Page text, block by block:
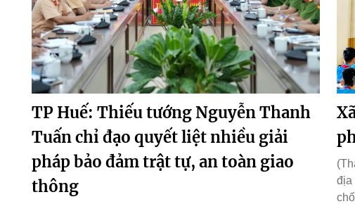
TP Huế: Thiếu tướng Nguyễn Thanh
Tuấn chỉ đạo quyết liệt nhiều giải
pháp bảo đảm trật tự, an toàn giao
thông
địa